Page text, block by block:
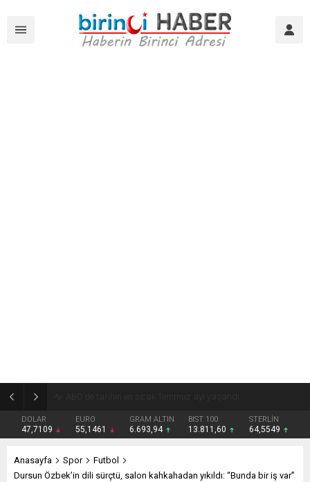
DOLAR
47,7109
EURO
55,1461
GRAM ALTIN
6.693,94
BIST 100
13.811,60
STERLİN
64,5549
Anasayfa Spor
Futbol
Dursun Özbek’in dili sürçtü, salon kahkahadan yıkıldı: “Bunda bir iş var”